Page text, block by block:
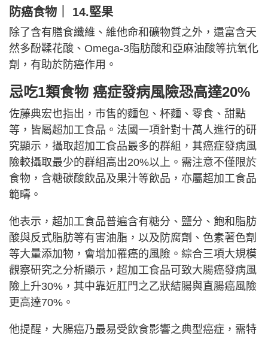
防癌食物｜ 14.堅果
除了含有膳食纖維、維他命和礦物質之外，還富含天
然多酚鞣花酸、Omega-3脂肪酸和亞麻油酸等抗氧化
劑，有助於防癌作用。
忌吃1類食物 癌症發病風險恐高達20%
佐藤典宏也指出，市售的麵包、杯麵、零食、甜點
等，皆屬超加工食品。法國一項針對十萬人進行的研
究顯示，攝取超加工食品最多的群組，其癌症發病風
險較攝取最少的群組高出20%以上。需注意不僅限於
食物，含糖碳酸飲品及果汁等飲品，亦屬超加工食品
範疇。
他表示，超加工食品普遍含有糖分、鹽分、飽和脂肪
酸與反式脂肪等有害油脂，以及防腐劑、色素著色劑
等大量添加物，會增加罹癌的風險。綜合三項大規模
觀察研究之分析顯示，超加工食品可致大腸癌發病風
險上升30%，其中靠近肛門之乙狀結腸與直腸癌風險
更高達70%。
他提醒，大腸癌乃最易受飲食影響之典型癌症，需特